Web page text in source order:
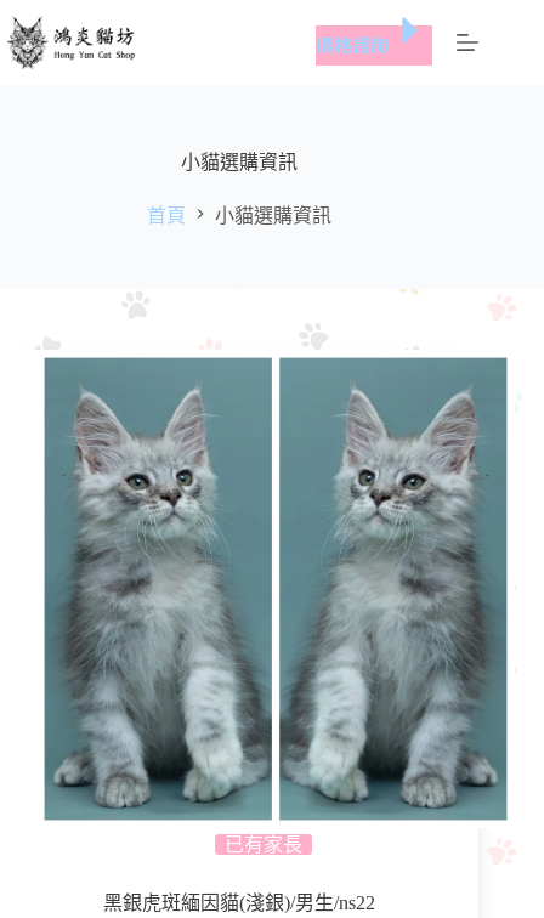
跳
至
價格諮詢
小貓選購資訊
首頁 小貓選購資訊
已有家長
黑銀虎斑緬因貓(淺銀)/男生/ns22